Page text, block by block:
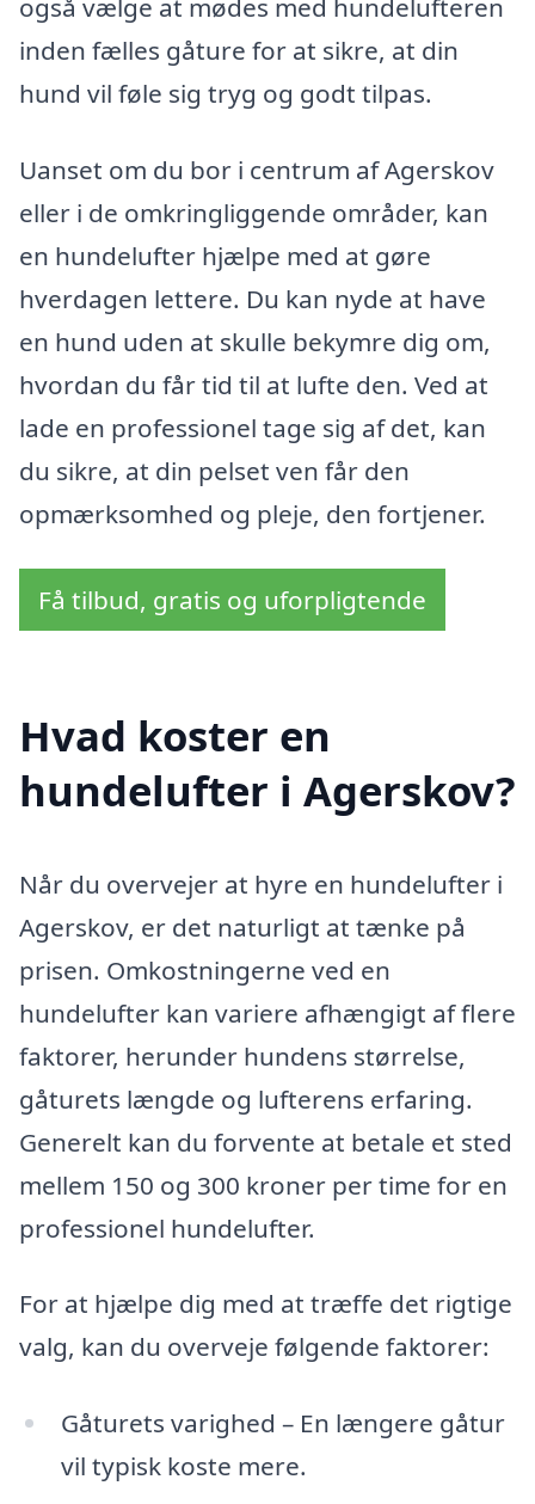
også vælge at mødes med hundelufteren
inden fælles gåture for at sikre, at din
hund vil føle sig tryg og godt tilpas.
Uanset om du bor i centrum af Agerskov
eller i de omkringliggende områder, kan
en hundelufter hjælpe med at gøre
hverdagen lettere. Du kan nyde at have
en hund uden at skulle bekymre dig om,
hvordan du får tid til at lufte den. Ved at
lade en professionel tage sig af det, kan
du sikre, at din pelset ven får den
opmærksomhed og pleje, den fortjener.
Få tilbud, gratis og uforpligtende
Hvad koster en
hundelufter i Agerskov?
Når du overvejer at hyre en hundelufter i
Agerskov, er det naturligt at tænke på
prisen. Omkostningerne ved en
hundelufter kan variere afhængigt af flere
faktorer, herunder hundens størrelse,
gåturets længde og lufterens erfaring.
Generelt kan du forvente at betale et sted
mellem 150 og 300 kroner per time for en
professionel hundelufter.
For at hjælpe dig med at træffe det rigtige
valg, kan du overveje følgende faktorer:
Gåturets varighed – En længere gåtur
vil typisk koste mere.